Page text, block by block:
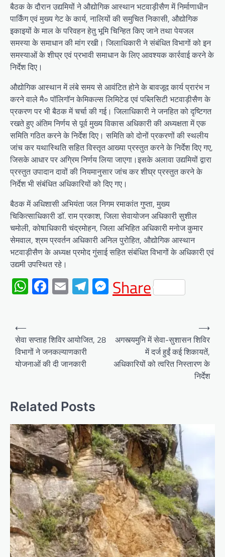
बैठक के दौरान उद्यमियों ने औद्योगिक आस्थान भटवाड़ीसैण में निर्माणाधीन
पार्किंग एवं मुख्य गेट के कार्य, नालियों की समुचित निकासी, औद्योगिक
इकाइयों के माल के परिवहन हेतु भूमि चिन्हित किए जाने तथा पेयजल
समस्या के समाधान की मांग रखी। जिलाधिकारी ने संबंधित विभागों को इन
समस्याओं के शीघ्र एवं प्रभावी समाधान के लिए आवश्यक कार्रवाई करने के
निर्देश दिए।
औद्योगिक आस्थान में लंबे समय से आवंटित होने के बावजूद कार्य प्रारंभ न
करने वाले मै० पॉलिगॉन केमिकल्स लिमिटेड एवं पब्लिसिटी भटवाड़ीसैण के
प्रकरण पर भी बैठक में चर्चा की गई। जिलाधिकारी ने जनहित को दृष्टिगत
रखते हुए अंतिम निर्णय से पूर्व मुख्य विकास अधिकारी की अध्यक्षता में एक
समिति गठित करने के निर्देश दिए। समिति को दोनों प्रकरणों की स्थलीय
जांच कर यथास्थिति सहित विस्तृत आख्या प्रस्तुत करने के निर्देश दिए गए,
जिसके आधार पर अग्रिम निर्णय लिया जाएगा।इसके अलावा उद्यमियों द्वारा
प्रस्तुत उपादान दावों की नियमानुसार जांच कर शीघ्र प्रस्तुत करने के
निर्देश भी संबंधित अधिकारियों को दिए गए।
बैठक में अधिशासी अभियंता जल निगम रमाकांत गुप्ता, मुख्य
चिकित्साधिकारी डॉ. राम प्रकाश, जिला सेवायोजन अधिकारी सुशील
चमोली, कोषाधिकारी चंद्रमोहन, जिला अभिहित अधिकारी मनोज कुमार
सेमवाल, श्रम प्रवर्तन अधिकारी अनिल पुरोहित, औद्योगिक आस्थान
भटवाड़ीसैण के अध्यक्ष प्रमोद गुंसाई सहित संबंधित विभागों के अधिकारी एवं
उद्यमी उपस्थित रहे।
WhatsApp
Facebook
EmailTelegram
Messenger
Share
Post
navigation
⟵
सेवा सप्ताह शिविर आयोजित, 28
विभागों ने जनकल्याणकारी
योजनाओं की दी जानकारी
अगस्त्यमुनि में सेवा-सुशासन शिविर
में दर्ज हुईं कई शिकायतें,
अधिकारियों को त्वरित निस्तारण के
निर्देश
⟶
Related Posts